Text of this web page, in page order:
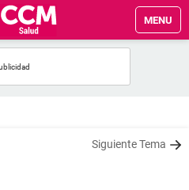
MENU
Siguiente Tema